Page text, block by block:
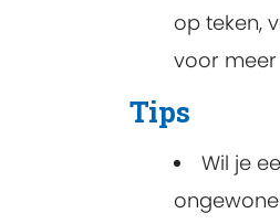
op teken,
voor
Tips
Wil je